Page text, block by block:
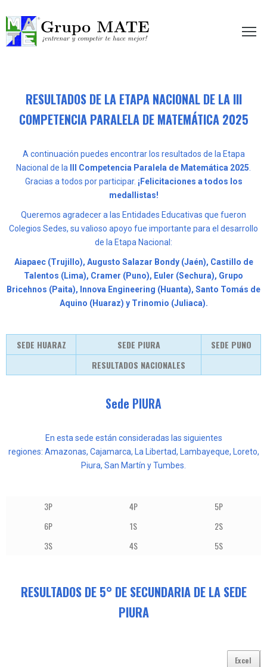
te hace mejor!
RESULTADOS DE LA ETAPA NACIONAL DE LA III
COMPETENCIA PARALELA DE MATEMÁTICA 2025
A continuación puedes encontrar los resultados de la Etapa
Nacional de la III Competencia Paralela de Matemática 2025.
Gracias a todos por participar. ¡Felicitaciones a todos los
medallistas!
Queremos agradecer a las Entidades Educativas que fueron
Colegios Sedes, su valioso apoyo fue importante para el desarrollo
de la Etapa Nacional:
Aiapaec (Trujillo), Augusto Salazar Bondy (Jaén), Castillo de
Talentos (Lima), Cramer (Puno), Euler (Sechura), Grupo
Bricehnos (Paita), Innova Engineering (Huanta), Santo Tomás de
Aquino (Huaraz) y Trinomio (Juliaca).
SEDE HUARAZ SEDE PIURA
SEDE PUNO
RESULTADOS NACIONALES
Sede PIURA
En esta sede están consideradas las siguientes
regiones: Amazonas, Cajamarca, La Libertad, Lambayeque, Loreto,
Piura, San Martín y Tumbes.
3P 4P
5P
6P
1S
2S
3S
4S 5S
RESULTADOS DE 5° DE SECUNDARIA DE LA SEDE
PIURA
Excel